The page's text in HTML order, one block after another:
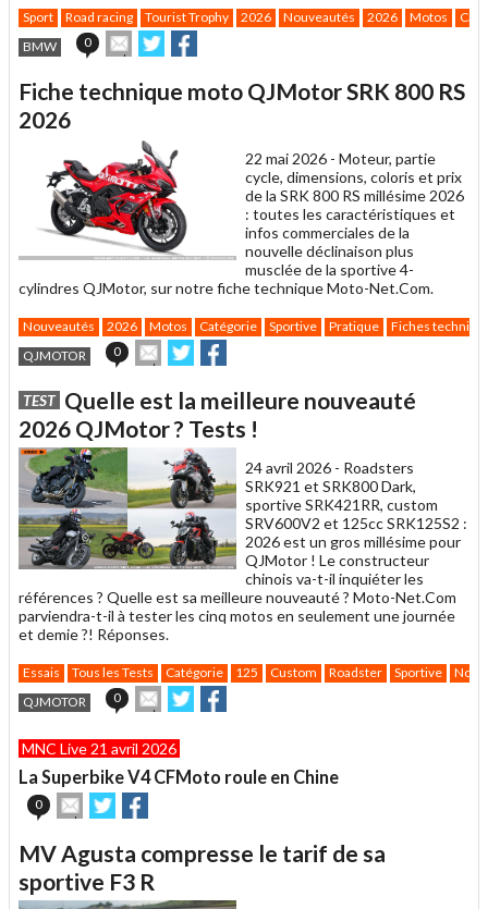
Sport Road racing Tourist Trophy 2026 Nouveautés 2026 Motos
BMW
0
Envoyer
cet
à
Partager
sur sur
Fiche technique moto QJMotor SRK 800 RS
2026
22 mai 2026 - Moteur, partie
cycle, dimensions, coloris et prix
de la SRK 800 RS millésime 2026
: toutes les caractéristiques et
infos commerciales de la
nouvelle déclinaison plus
musclée de la sportive 4-
cylindres QJMotor, sur notre fiche technique Moto-Net.Com.
Nouveautés 2026 Motos Catégorie Sportive Pratique
Fiches
QJMOTOR
0
Envoyer
cet
à
un
ami
Partager
sur sur
TEST Quelle est la meilleure nouveauté
2026 QJMotor ? Tests !
24 avril 2026 - Roadsters
SRK921 et SRK800 Dark,
sportive SRK421RR, custom
SRV600V2 et 125cc SRK125S2 :
2026 est un gros millésime pour
QJMotor ! Le constructeur
chinois va-t-il inquiéter les
références ? Quelle est sa meilleure nouveauté ? Moto-Net.Com
parviendra-t-il à tester les cinq motos en seulement une journée
et demie ?! Réponses.
Essais Tous les Tests Catégorie 125 Custom Roadster Sportive
QJMOTOR
0
Envoyer
cet
à
un
ami
Partager
sur sur
MNC Live 21 avril 2026
La Superbike V4 CFMoto roule en Chine
0
Envoyer
cet
à
un
ami
Partager
sur sur
MV Agusta compresse le tarif de sa
sportive F3 R